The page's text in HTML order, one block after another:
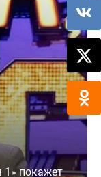
покажет